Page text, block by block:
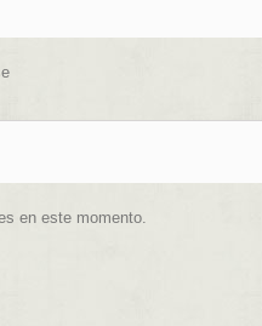
en este momento.